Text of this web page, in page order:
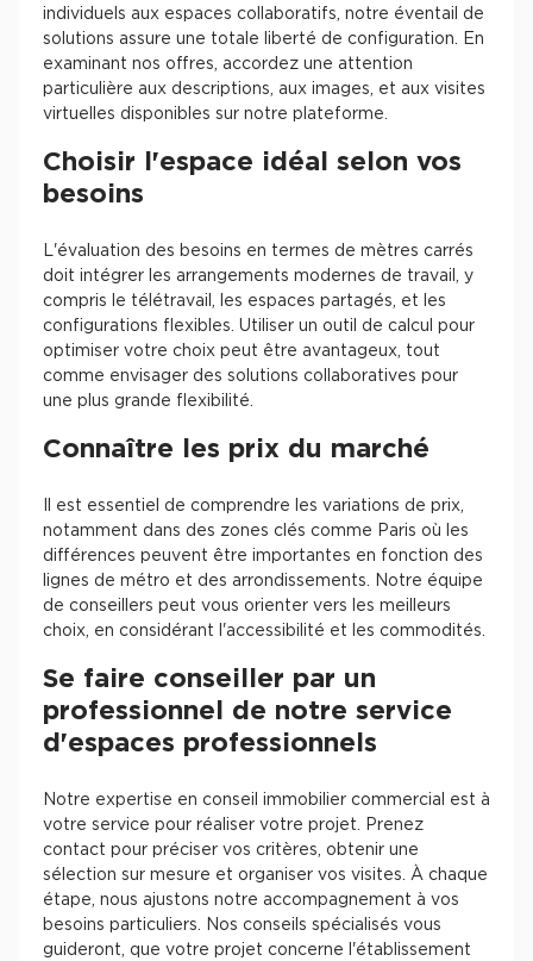
individuels aux espaces collaboratifs, notre éventail de
solutions assure une totale liberté de configuration. En
examinant nos offres, accordez une attention
particulière aux descriptions, aux images, et aux visites
virtuelles disponibles sur notre plateforme.
Choisir l'espace idéal selon vos
besoins
L'évaluation des besoins en termes de mètres carrés
doit intégrer les arrangements modernes de travail, y
compris le télétravail, les espaces partagés, et les
configurations flexibles. Utiliser un outil de calcul pour
optimiser votre choix peut être avantageux, tout
comme envisager des solutions collaboratives pour
une plus grande flexibilité.
Connaître les prix du marché
Il est essentiel de comprendre les variations de prix,
notamment dans des zones clés comme Paris où les
différences peuvent être importantes en fonction des
lignes de métro et des arrondissements. Notre équipe
de conseillers peut vous orienter vers les meilleurs
choix, en considérant l'accessibilité et les commodités.
Se faire conseiller par un
professionnel de notre service
d'espaces professionnels
Notre expertise en conseil immobilier commercial est à
votre service pour réaliser votre projet. Prenez
contact pour préciser vos critères, obtenir une
sélection sur mesure et organiser vos visites. À chaque
étape, nous ajustons notre accompagnement à vos
besoins particuliers. Nos conseils spécialisés vous
guideront, que votre projet concerne l'établissement